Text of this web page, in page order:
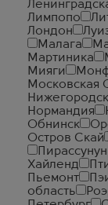
Лимпопо
Лондон
Малага
Мартиника
Мияги
Московская
Нормандия
Обнинск
Остров Скай
Хайленд
Пьемонт
область